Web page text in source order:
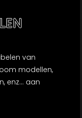
van
modellen,
enz... aan